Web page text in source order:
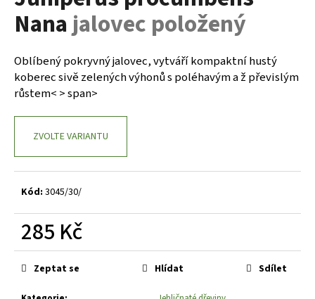
0,0
z
hvězdiček.
Nanajalovec položený
Oblíbený pokryvný jalovec, vytváří kompaktní hustý
koberec sivě zelených výhonů s poléhavým a ž převislým
růstem< > span>
ZVOLTE VARIANTU
Kód: 3045/30/
285 Kč
Měrná
cena:Zeptat se Hlídat Sdílet
a
j
í
t
?
D
o
p
o